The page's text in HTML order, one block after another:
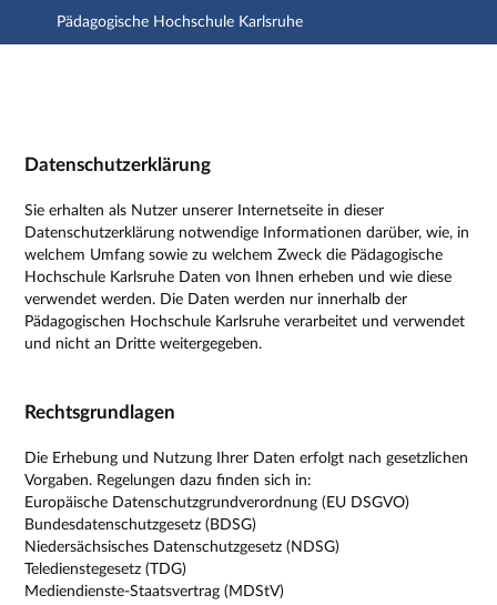
Hauptnavigation
Pädagogische Hochschule Karlsruhe
Impressum
Datenschutzerklärung
Sie erhalten als Nutzer unserer Internetseite in dieser
Datenschutzerklärung notwendige Informationen darüber, wie, in
welchem Umfang sowie zu welchem Zweck die Pädagogische
Hochschule Karlsruhe Daten von Ihnen erheben und wie diese
verwendet werden. Die Daten werden nur innerhalb der
Pädagogischen Hochschule Karlsruhe verarbeitet und verwendet
und nicht an Dritte weitergegeben.
Rechtsgrundlagen
Die Erhebung und Nutzung Ihrer Daten erfolgt nach gesetzlichen
Vorgaben. Regelungen dazu finden sich in:
Europäische Datenschutzgrundverordnung (EU DSGVO)
Bundesdatenschutzgesetz (BDSG)
Niedersächsisches Datenschutzgesetz (NDSG)
Teledienstegesetz (TDG)
Mediendienste-Staatsvertrag (MDStV)